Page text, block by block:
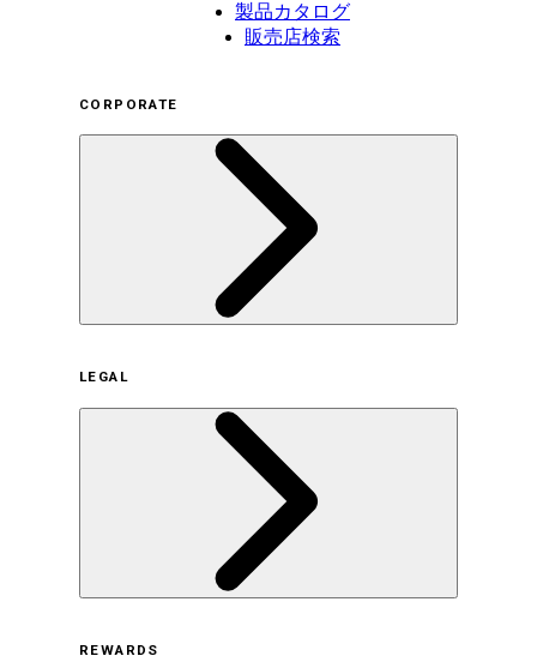
製品カタログ
販売店検索
CORPORATE
サステナビリティの取り組み（日本）
サステナビリティの取り組み（米国/英語）
ヒストリー
採用情報
LEGAL
REWARDS